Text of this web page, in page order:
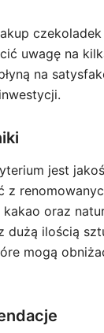
uwagę na
na
jest
z
oraz
dużą ilością
mogą